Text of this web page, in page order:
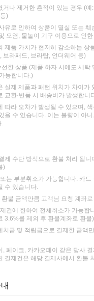
거나 제거한 흔적이 있는 경우 (예
)
유로 인하여 상품이 멸실 또는 훼
오염, 물놀이 기구 이용으로 인
제품 가치가 현저히 감소하는 상
브라패드, 브라탑, 언더웨어 등)
한 상품 (제품 하자 시에도 세탁
능합니다.)
실제 제품과 패턴 위치가 차이가
교환·반품 시 배송비가 발생합니
따라 오차가 발생될 수 있으며,
을 수 있습니다. 이는 불량이 아니
제 수단 방식으로 환불 처리 됩니
)
는 부분취소가 가능합니다. 카드
수 있습니다.
불 금액만큼 고객님 요청 계좌
건에 한하여 전체취소가 가능합
3.6%를 제외 후 환불계좌로 환불)
치금 및 적립금으로 결제한 금액
, 페이코, 카카오페이 같은 당사
결제건은 해당 결제사에서 환불